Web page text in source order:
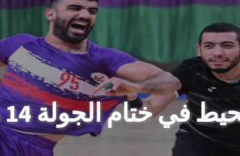
الجولة 14 من ممتاز اليد